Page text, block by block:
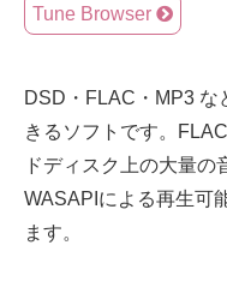
Tune Browser
DSD・FLAC・MP3 な
きるソフトです。
ドディスク上の大量の
WASAPIによる再生可
ます。